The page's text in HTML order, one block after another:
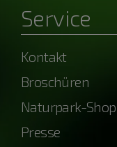
Service
Kontakt
Broschüren
Naturpark-Shop
Presse